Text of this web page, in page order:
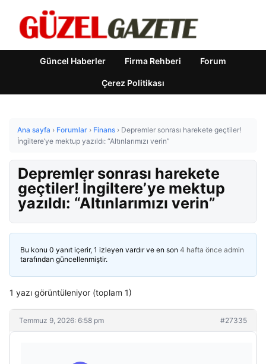
Güncel Haberler Firma Rehberi Forum
Çerez Politikası
Ana sayfa › Forumlar › Finans › Depremler sonrası harekete geçtiler!
İngiltere’ye mektup yazıldı: “Altınlarımızı verin”
Depremler sonrası harekete
geçtiler! İngiltere’ye mektup
yazıldı: “Altınlarımızı verin”
Bu konu 0 yanıt içerir, 1 izleyen vardır ve en son 4 hafta önce admin
tarafından güncellenmiştir.
1 yazı görüntüleniyor (toplam 1)
Temmuz 9, 2026: 6:58 pm #27335